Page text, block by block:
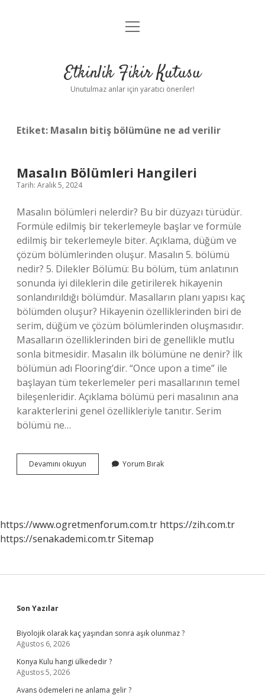
Anasayfa
Yasal Uyarı
menüyü
Etkinlik Fikir Kutusu
Unutulmaz anlar için yaratıcı öneriler!
Etiket: Masalın bitiş bölümüne ne ad verilir
Masalın Bölümleri Hangileri
Tarih: Aralık 5, 2024
Masalın bölümleri nelerdir? Bu bir düzyazı türüdür.
Formüle edilmiş bir tekerlemeyle başlar ve formüle
edilmiş bir tekerlemeyle biter. Açıklama, düğüm ve
çözüm bölümlerinden oluşur. Masalın 5. bölümü
nedir? 5. Dilekler Bölümü: Bu bölüm, tüm anlatının
sonunda iyi dileklerin dile getirilerek hikayenin
sonlandırıldığı bölümdür. Masalların planı yapısı kaç
bölümden oluşur? Hikayenin özelliklerinden biri de
serim, düğüm ve çözüm bölümlerinden oluşmasıdır.
Masalların özelliklerinden biri de genellikle mutlu
sonla bitmesidir. Masalın ilk bölümüne ne denir? İlk
bölümün adı Flooring’dir. “Once upon a time” ile
başlayan tüm tekerlemeler peri masallarının temel
bileşenleridir. Açıklama bölümü peri masalının ana
karakterlerini genel özellikleriyle tanıtır. Serim
bölümü ne…
Devamını okuyun
Bölümleri
Yorum Bırak
https://www.ogretmenforum.com.tr https://zih.com.tr
https://senakademi.com.trSitemap
Sidebar
Son Yazılar
Biyolojik olarak kaç yaşından sonra aşık olunmaz ?
Ağustos 6, 2026
Konya Kulu hangi ülkededir ?
Ağustos 5, 2026
Avans ödemeleri ne anlama gelir ?